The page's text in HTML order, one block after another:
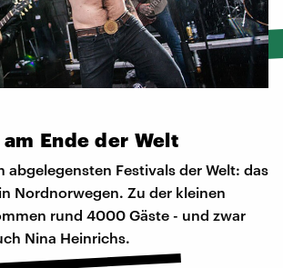
am Ende der Welt
abgelegensten Festivals der Welt: das
Nordnorwegen. Zu der kleinen
rund 4000 Gäste - und zwar
Nina Heinrichs.